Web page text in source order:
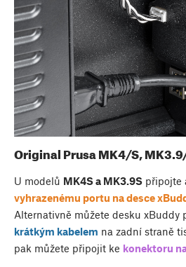
Original Prusa MK4/S,
U modelů MK4S a MK3.9S připojte
vyhrazenému portu na desce
Alternativně můžete desku
krátkým kabelem na zadní straně
pak můžete připojit ke konektoru